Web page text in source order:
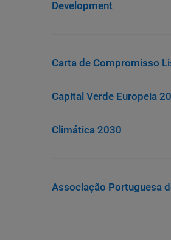
Development
Carta de Compromisso
Capital Verde Europeia
Climática 2030
Associação Portuguesa